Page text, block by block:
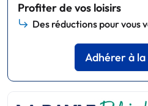
Profiter de vos loisirs
Des réductions pour vous
Adhérer à la